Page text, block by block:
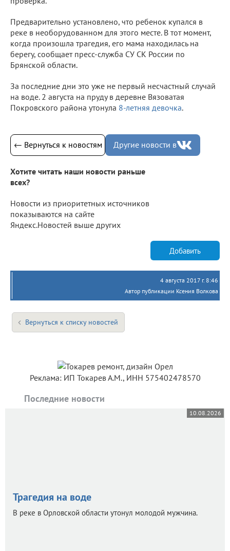
Предварительно установлено, что ребенок купался в
реке в необорудованном для этого месте. В тот момент,
когда произошла трагедия, его мама находилась на
берегу, сообщает пресс-служба СУ СК России по
Брянской области.
За последние дни это уже не первый несчастный случай
на воде. 2 августа на пруду в деревне Вязоватая
Покровского района утонула 8-летняя девочка.
← Вернуться к новостям Другие новости в
Хотите читать наши новости раньше
всех?
Новости из приоритетных источников
показываются на сайте
Яндекс.Новостей выше других
Добавить
4 августа 2017 г. 8:46
Автор публикации Ксения Волкова
Вернуться к списку новостей
Реклама: ИП Токарев А.М., ИНН 575402478570
Последние новости
10.08.2026
Трагедия на воде
В реке в Орловской области утонул молодой мужчина.